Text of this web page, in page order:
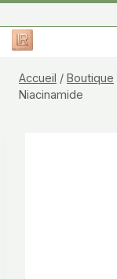
au
contenu
Accueil / Boutique
Niacinamide